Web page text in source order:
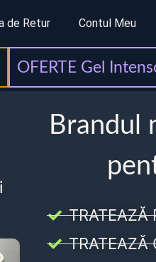
de Retur Contul Meu
OFERTE Gel
Brandul
TRATEAZĂ
TRATEAZĂ